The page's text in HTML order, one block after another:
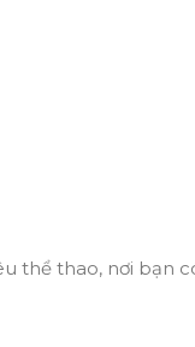
thể thao, nơi